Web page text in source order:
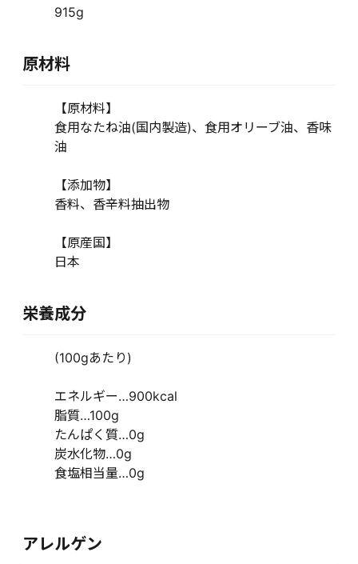
915g
原材料
【原材料】
食用なたね油(国内製造)、食用オリーブ油、香味
油
【添加物】
香料、香辛料抽出物
【原産国】
日本
栄養成分
(100gあたり)
エネルギー…900kcal
脂質…100g
たんぱく質…0g
炭水化物…0g
食塩相当量…0g
アレルゲン